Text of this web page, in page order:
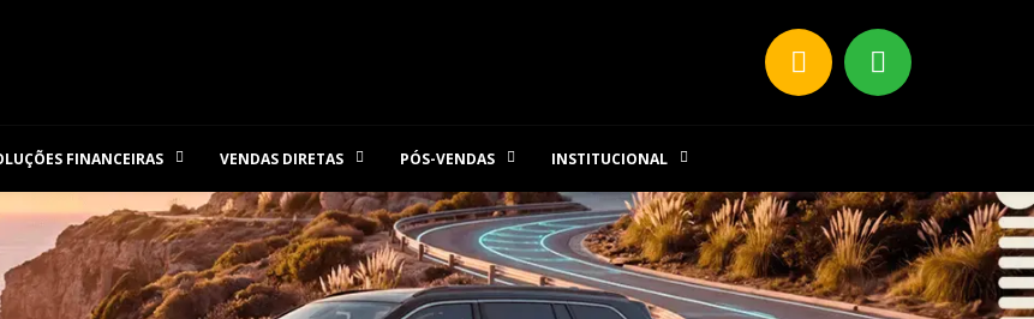
FINANCEIRAS VENDAS DIRETAS PÓS-VENDAS INSTITUCIONAL